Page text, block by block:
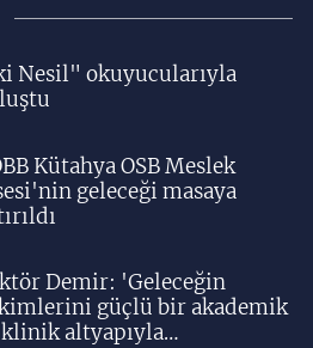
Nesil" okuyucularıyla
Kütahya OSB Meslek
geleceği masaya
Demir: 'Geleceğin
güçlü bir akademik
altyapıyla